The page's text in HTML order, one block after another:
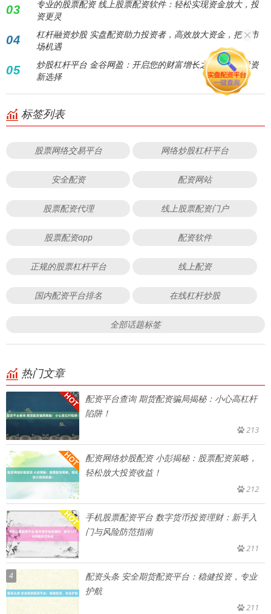
03
专业的股票配资 线上股票配资软件：轻松实现资金放大，投
资更灵
04
杠杆融资炒股 实盘配资助力投资者，高效放大资金，把握市
场机遇
05
炒股杠杆平台 金谷网盈：开启您的财富增长之旅，智能投资
新选择
标签列表
股票网络交易平台 网络炒股杠杆平台
安全配资 配资网站
股票配资代理 线上股票配资门户
股票配资app 配资软件
正规的股票杠杆平台 线上配资
国内配资平台排名 在线杠杆炒股
全部话题标签
热门文章
配资平台查询 期货配资骗局揭秘：小心高杠杆
陷阱！
213
配资网络炒股配资 小彭揭秘：股票配资策略，
轻松放大投资收益！
212
手机股票配资平台 数字货币投资理财：新手入
门与风险防范指南
211
4
配资头条 安全期货配资平台：稳健投资，专业
护航
211